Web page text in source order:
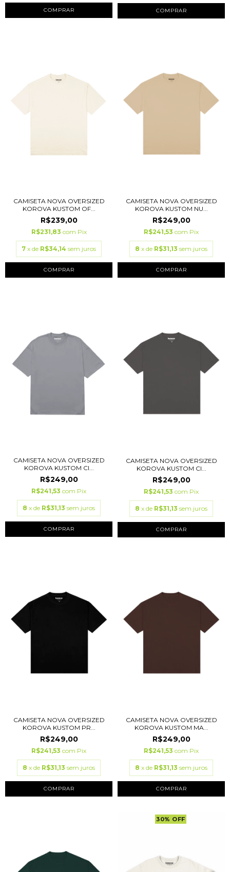
COMPRAR COMPRAR
CAMISETA NOVA OVERSIZED
KOROVA KUSTOM OF...
R$239,00
R$231,83 com Pix
7 x de R$34,14 sem juros
COMPRAR
CAMISETA NOVA OVERSIZED
KOROVA KUSTOM NU...
R$249,00
R$241,53 com Pix
8 x de R$31,13 sem juros
COMPRAR
CAMISETA NOVA OVERSIZED
KOROVA KUSTOM CI...
R$249,00
R$241,53 com Pix
8 x de R$31,13 sem juros
COMPRAR
CAMISETA NOVA OVERSIZED
KOROVA KUSTOM CI...
R$249,00
R$241,53 com Pix
8 x de R$31,13 sem juros
COMPRAR
CAMISETA NOVA OVERSIZED
KOROVA KUSTOM PR...
R$249,00
R$241,53 com Pix
8 x de R$31,13 sem juros
COMPRAR
CAMISETA NOVA OVERSIZED
KOROVA KUSTOM MA...
R$249,00
R$241,53 com Pix
8 x de R$31,13 sem juros
COMPRAR
30% OFF